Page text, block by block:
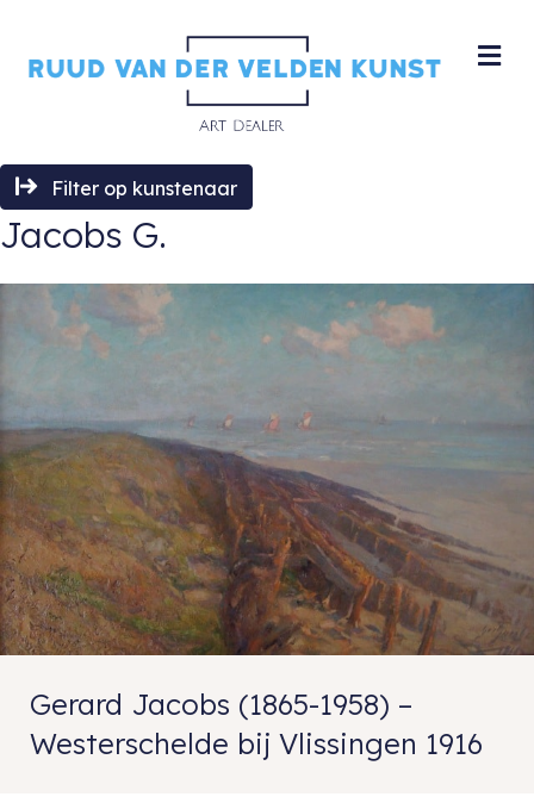
Filter op kunstenaar
Jacobs G.
Gerard Jacobs (1865-1958) –
Westerschelde bij Vlissingen 1916